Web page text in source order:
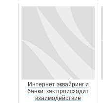
Интернет эквайринг и
банки: как происходит
взаимодействие